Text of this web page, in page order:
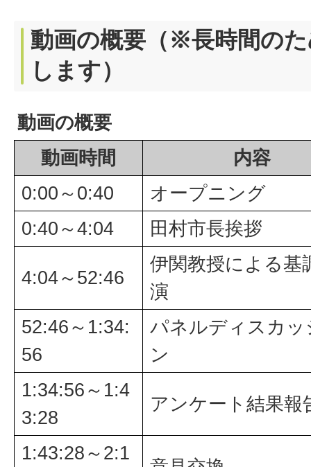
動画の概要（※長時間の
します）
動画の概要
動画時間
内容
0:00～0:40
オープニング
0:40～4:04
田村市長挨拶
4:04～52:46
伊関教授による基
演
52:46～1:34:
56
パネルディスカッ
ン
1:34:56～1:4
3:28
アンケート結果報
1:43:28～2:1